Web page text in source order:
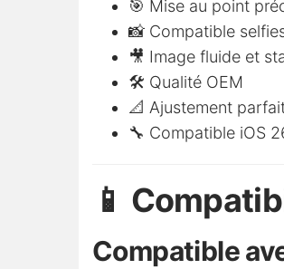
🎯 Mise au point
📸 Compatible
🎥 Image fluide et
🛠️ Qualité OEM
📐 Ajustement
🔧 Compatible iOS
📱
Compatible